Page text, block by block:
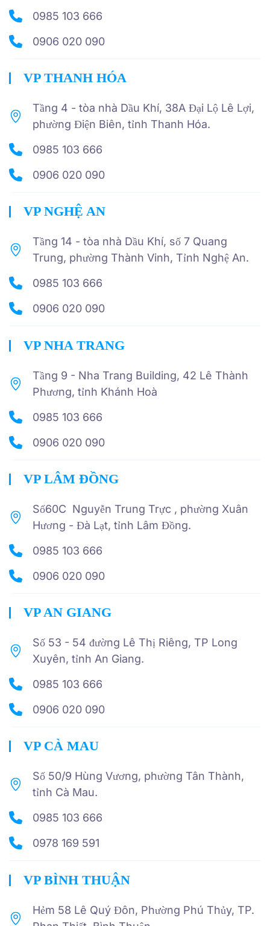
0985 103 666
0906 020 090
VP THANH HÓA
Tầng 4 - tòa nhà Dầu Khí, 38A Đại Lộ Lê Lợi,
phường Điện Biên, tỉnh Thanh Hóa.
0985 103 666
0906 020 090
VP NGHỆ AN
Tầng 14 - tòa nhà Dầu Khí, số 7 Quang
Trung, phường Thành Vinh, Tỉnh Nghệ An.
0985 103 666
0906 020 090
VP NHA TRANG
Tầng 9 - Nha Trang Building, 42 Lê Thành
Phương, tỉnh Khánh Hoà
0985 103 666
0906 020 090
VP LÂM ĐỒNG
Số60C Nguyễn Trung Trực , phường Xuân
Hương - Đà Lạt, tỉnh Lâm Đồng.
0985 103 666
0906 020 090
VP AN GIANG
Số 53 - 54 đường Lê Thị Riêng, TP Long
Xuyên, tỉnh An Giang.
0985 103 666
0906 020 090
VP CÀ MAU
Số 50/9 Hùng Vương, phường Tân Thành,
tỉnh Cà Mau.
0985 103 666
0978 169 591
VP BÌNH THUẬN
Hẻm 58 Lê Quý Đôn, Phường Phú Thủy, TP.